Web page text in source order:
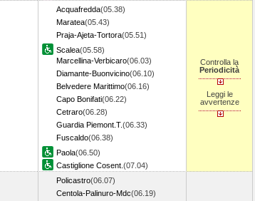
Acquafredda(05.38)
Maratea(05.43)
Praja-Ajeta-Tortora(05.51)
Scalea(05.58)
Marcellina-Verbicaro(06.03)
Diamante-Buonvicino(06.10)
Belvedere Marittimo(06.16)
Capo Bonifati(06.22)
Cetraro(06.28)
Guardia Piemont.T.(06.33)
Fuscaldo(06.38)
Paola(06.50)
Castiglione Cosent. (07.04)
Controlla la
Periodicità
Leggi le
avvertenze
Policastro(06.07)
Centola-Palinuro-Mdc(06.19)